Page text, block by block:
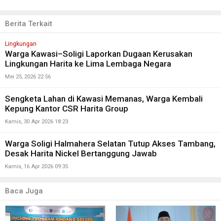
Berita Terkait
Lingkungan
Warga Kawasi–Soligi Laporkan Dugaan Kerusakan
Lingkungan Harita ke Lima Lembaga Negara
Mei 25, 2026 22:56
Sengketa Lahan di Kawasi Memanas, Warga Kembali
Kepung Kantor CSR Harita Group
Kamis, 30 Apr 2026 18:23
Warga Soligi Halmahera Selatan Tutup Akses Tambang,
Desak Harita Nickel Bertanggung Jawab
Kamis, 16 Apr 2026 09:35
Baca Juga